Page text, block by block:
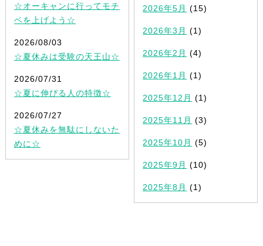
☆オーキャンに行ってモチ
ベを上げよう☆
2026/08/03
☆夏休みは受験の天王山☆
2026/07/31
☆夏に伸びる人の特徴☆
2026/07/27
☆夏休みを無駄にしないた
めに☆
2026年5月 (15)
2026年3月 (1)
2026年2月 (4)
2026年1月 (1)
2025年12月 (1)
2025年11月 (3)
2025年10月 (5)
2025年9月 (10)
2025年8月 (1)